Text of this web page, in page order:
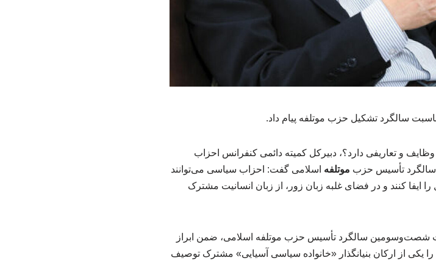
سالگرد تشکیل حزب موتلفه پیام داد.
و تعاریفی دارد؟، دبیرکل کمیته دائمی کنفرانس احزاب
سالگرد تأسیس حزب موتلفه اسلامی گفت: احزاب سیاسی می‌توانند
کنند و در فضای غلبه زبان زور، از زبان انسانیت مشترک
شصت‌وسومین سالگرد تأسیس حزب موتلفه اسلامی، ضمن ابراز
یکی از ارکان بنیانگذار «خانواده سیاسی آسیایی» مشترک توصیف